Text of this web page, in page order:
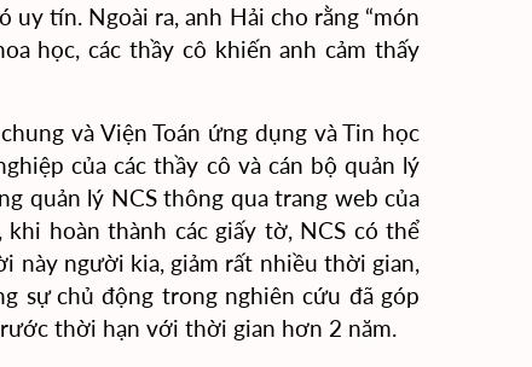
uy tín. Ngoài ra, anh Hải cho rằng “món
học, các thầy cô khiến anh cảm thấy
và Viện Toán ứng dụng và Tin học
của các thầy cô và cán bộ quản lý
quản lý NCS thông qua trang web của
hoàn thành các giấy tờ, NCS có thể
này người kia, giảm rất nhiều thời gian,
sự chủ động trong nghiên cứu đã góp
thời hạn với thời gian hơn 2 năm.